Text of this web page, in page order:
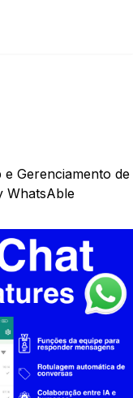
e Gerenciamento de
WhatsAble